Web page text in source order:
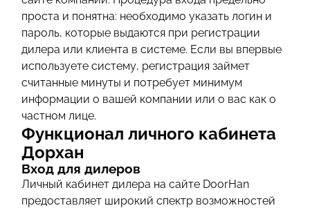
проста и понятна: необходимо указать логин и
пароль, которые выдаются при регистрации
дилера или клиента в системе. Если вы впервые
используете систему, регистрация займет
считанные минуты и потребует минимум
информации о вашей компании или о вас как о
частном лице.
Функционал личного кабинета
Дорхан
Вход для дилеров
Личный кабинет дилера на сайте DoorHan
предоставляет широкий спектр возможностей